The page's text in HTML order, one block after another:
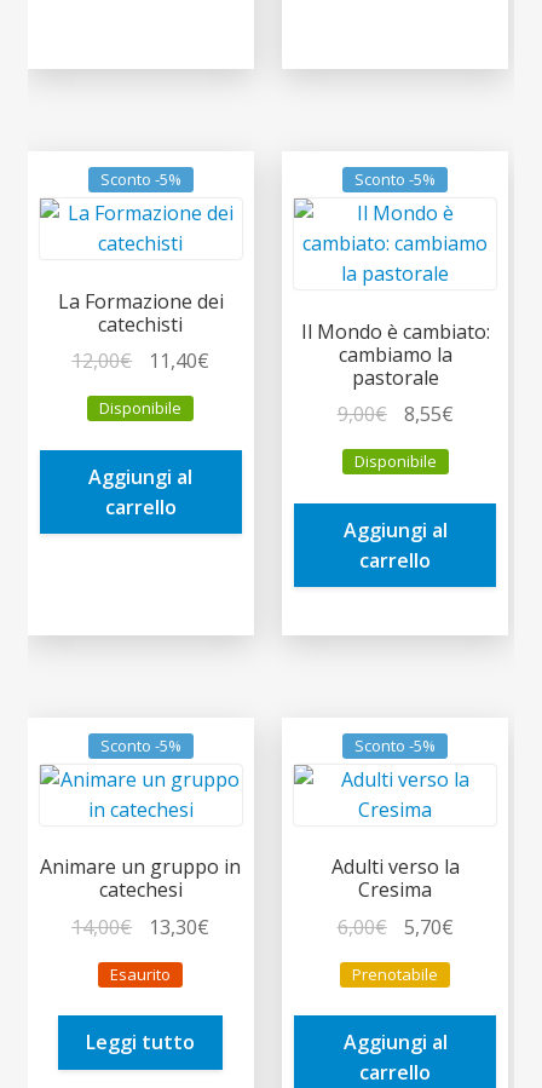
Sconto -5%
La Formazione dei
catechisti
12,00€
prezzo
originale
era:
12,00€.
11,40€
è:
Disponibile
Aggiungi al
carrello
Sconto -5%
Il Mondo è cambiato:
cambiamo la
pastorale
9,00€
prezzo
originale
era:
9,00€.
8,55€Il
è:
Disponibile
Aggiungi al
carrello
Sconto -5%
Animare un gruppo in
catechesi
14,00€
prezzo
originale
era:
14,00€.
13,30€
è:
Esaurito
Leggi tutto
Sconto -5%
Adulti verso la
Cresima
6,00€
prezzo
originale
era:
6,00€.
5,70€Il
è:
Prenotabile
Aggiungi al
carrello